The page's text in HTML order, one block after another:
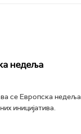
недеља
се Европска недеља
иницијатива.